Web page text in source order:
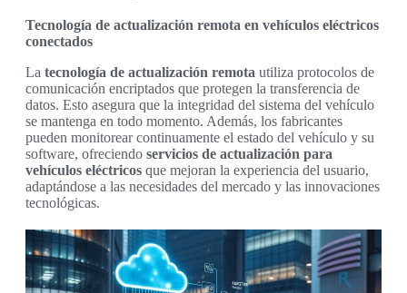
Tecnología de actualización remota en vehículos eléctricos
conectados
La tecnología de actualización remota utiliza protocolos de
comunicación encriptados que protegen la transferencia de
datos. Esto asegura que la integridad del sistema del vehículo
se mantenga en todo momento. Además, los fabricantes
pueden monitorear continuamente el estado del vehículo y su
software, ofreciendo servicios de actualización para
vehículos eléctricos que mejoran la experiencia del usuario,
adaptándose a las necesidades del mercado y las innovaciones
tecnológicas.